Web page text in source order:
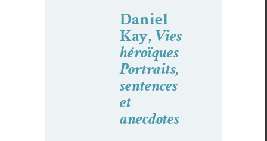
Daniel
Kay,Vies
héroïques
Portraits,
sentences
et
anecdotes